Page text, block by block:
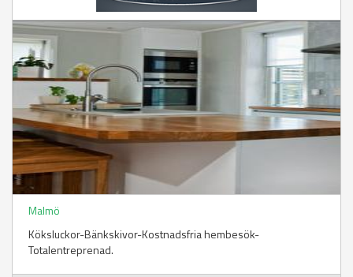
Malmö
Köksluckor-Bänkskivor-Kostnadsfria hembesök-
Totalentreprenad.